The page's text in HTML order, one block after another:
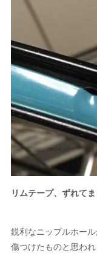
リムテープ、ずれてま
鋭利なニップルホー
傷つけたものと思われ